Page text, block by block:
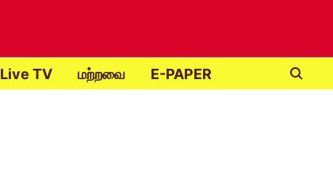
Live TV மற்றவை E-PAPER